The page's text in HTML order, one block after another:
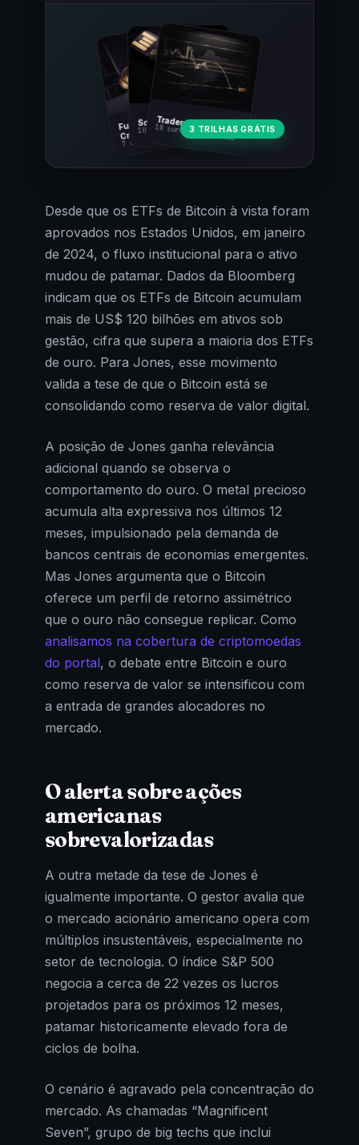
Fundamentos
Cripto
7 cursos · 31 aulas
Trader Cripto
18 cursos · 80 aulas
Soberania Bitcoin
10 cursos · 44 aulas3 TRILHAS GRÁTIS
Desde que os ETFs de Bitcoin à vista foram
aprovados nos Estados Unidos, em janeiro
de 2024, o fluxo institucional para o ativo
mudou de patamar. Dados da Bloomberg
indicam que os ETFs de Bitcoin acumulam
mais de US$ 120 bilhões em ativos sob
gestão, cifra que supera a maioria dos ETFs
de ouro. Para Jones, esse movimento
valida a tese de que o Bitcoin está se
consolidando como reserva de valor digital.
A posição de Jones ganha relevância
adicional quando se observa o
comportamento do ouro. O metal precioso
acumula alta expressiva nos últimos 12
meses, impulsionado pela demanda de
bancos centrais de economias emergentes.
Mas Jones argumenta que o Bitcoin
oferece um perfil de retorno assimétrico
que o ouro não consegue replicar. Como
analisamos na cobertura de criptomoedas
do portal, o debate entre Bitcoin e ouro
como reserva de valor se intensificou com
a entrada de grandes alocadores no
mercado.
O alerta sobre ações
americanas
sobrevalorizadas
A outra metade da tese de Jones é
igualmente importante. O gestor avalia que
o mercado acionário americano opera com
múltiplos insustentáveis, especialmente no
setor de tecnologia. O índice S&P 500
negocia a cerca de 22 vezes os lucros
projetados para os próximos 12 meses,
patamar historicamente elevado fora de
ciclos de bolha.
O cenário é agravado pela concentração do
mercado. As chamadas “Magnificent
Seven”, grupo de big techs que inclui